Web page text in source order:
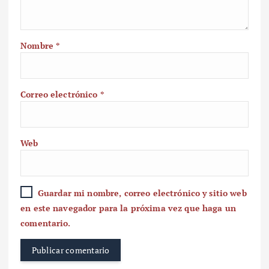
Nombre*
Correo electrónico *
Web
Guardar mi nombre, correo electrónico y sitio web
en este navegador para la próxima vez que haga un
comentario.